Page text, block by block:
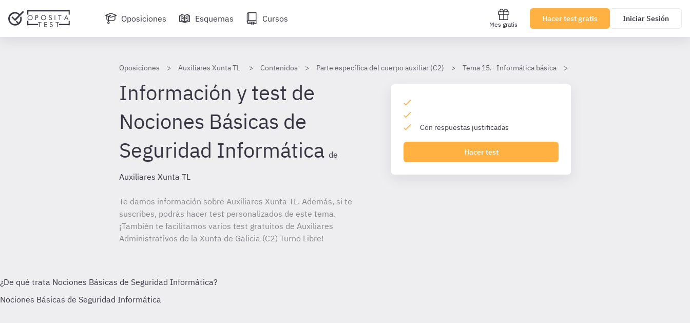
Oposiciones Esquemas Cursos
Mes gratis
Hacer test gratis Iniciar Sesión
Oposiciones Auxiliares Xunta TL Contenidos Parte específica del cuerpo auxiliar (C2) Tema 15.- Informática básica
Información y test de
Nociones Básicas de
Seguridad Informática de
Auxiliares Xunta TL
Te damos información sobre Auxiliares Xunta TL. Además, si te
suscribes, podrás hacer test personalizados de este tema.
¡También te facilitamos varios test gratuitos de Auxiliares
Administrativos de la Xunta de Galicia (C2) Turno Libre!
Con respuestas justificadas
Hacer test